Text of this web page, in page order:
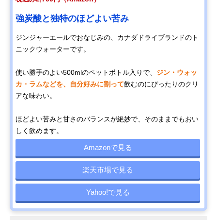
強炭酸と独特のほどよい苦み
ジンジャーエールでおなじみの、カナダドライブランドのト
ニックウォーターです。
使い勝手のよい500mlのペットボトル入りで、 ジン・ウォッ
カ・ラムなどを、自分好みに割って飲むのにぴったりのクリ
アな味わい。
ほどよい苦みと甘さのバランスが絶妙で、そのままでもおい
しく飲めます。
Amazonで見る
楽天市場で見る
Yahoo!で見る